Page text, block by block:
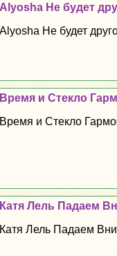
Alyosha Не будет
Alyosha Не будет
Время и Стекло
Время и Стекло
Катя Лель Падаем
Катя Лель Падаем